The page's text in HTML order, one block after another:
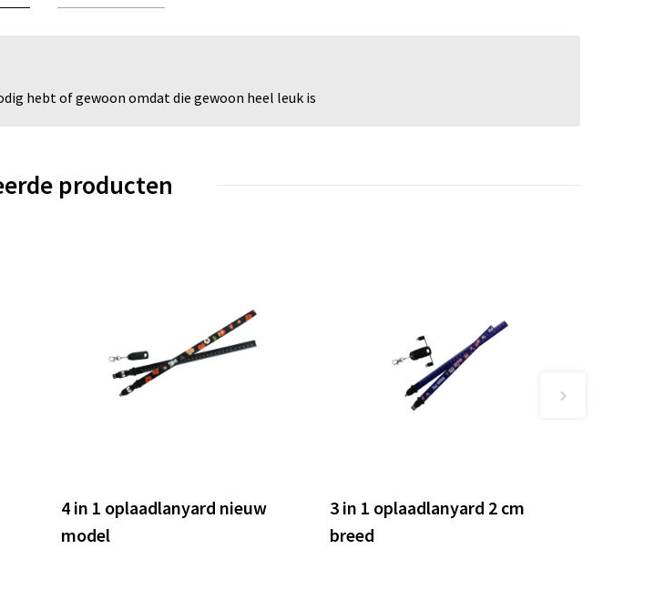
hebt of gewoon omdat die gewoon heel leuk is
producten
4 in 1 oplaadlanyard nieuw
model
3 in 1 oplaadlanyard 2 cm
breed